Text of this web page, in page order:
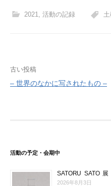
2021, 活動の記録
ゲ
ー
古い投稿
– 世界のなかに写されたもの –
活動の予定・会期中
SATORU SATO
2026年8月3日